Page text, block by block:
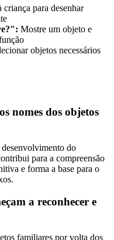
criança para desenhar
Mostre um objeto e
objetos necessários
nomes dos objetos
do
para a compreensão
e forma a base para o
a reconhecer e
familiares por volta dos